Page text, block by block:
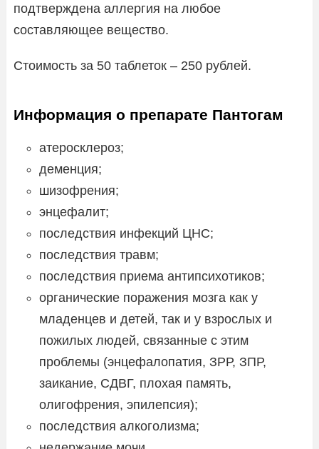
подтверждена аллергия на любое
составляющее вещество.
Стоимость за 50 таблеток – 250 рублей.
Информация о препарате Пантогам
атеросклероз;
деменция;
шизофрения;
энцефалит;
последствия инфекций ЦНС;
последствия травм;
последствия приема антипсихотиков;
органические поражения мозга как у
младенцев и детей, так и у взрослых и
пожилых людей, связанные с этим
проблемы (энцефалопатия, ЗРР, ЗПР,
заикание, СДВГ, плохая память,
олигофрения, эпилепсия);
последствия алкоголизма;